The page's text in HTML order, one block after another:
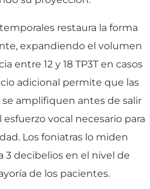
restaura la forma
expandiendo el volumen
entre 12 y 18 TP3T en casos
adicional permite que las
amplifiquen antes de salir
vocal necesario para
Los foniatras lo miden
decibelios en el nivel de
de los pacientes.